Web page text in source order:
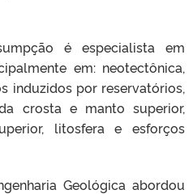
é especialista em
em: neotectônica,
induzidos por reservatórios,
crosta e manto superior,
litosfera e esforços
Geológica abordou